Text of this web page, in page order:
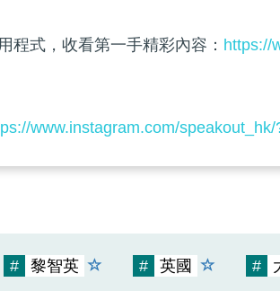
程式，收看第一手精彩內容： https://
www.instagram.com/
# 黎智英 # 英國 #